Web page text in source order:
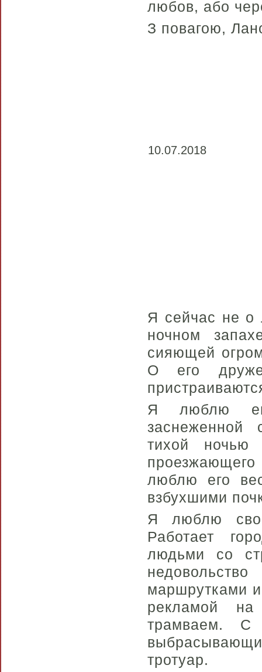
любов, або
З повагою,
10.07.2018
Я сейчас не о
ночном
сияющей
О его
Я люблю
заснеженной
тихой
люблю его
взбухшими
Я люблю
Работает
людьми со
маршрутками
рекламой
трамваем.
тротуар.